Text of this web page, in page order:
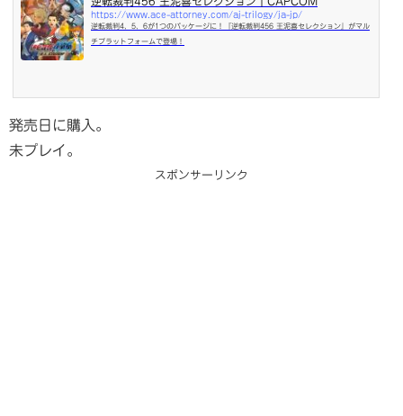
https://www.ace-attorney.com/aj-trilogy/ja-jp/
逆転裁判4、5、6が1つのパッケージに！『逆転裁判456 王泥喜セレクション』がマル
チプラットフォームで登場！
発売日に購入。
未プレイ。
スポンサーリンク